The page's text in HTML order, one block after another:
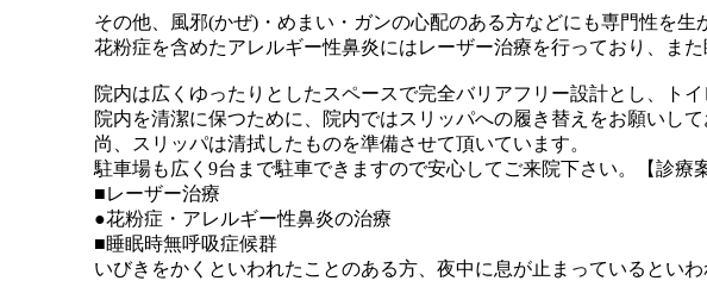
その他、風邪(かぜ)・めまい・ガンの心配のある方などにも専門性を生
花粉症を含めたアレルギー性鼻炎にはレーザー治療を行っており、ま
院内は広くゆったりとしたスペースで完全バリアフリー設計とし、ト
院内を清潔に保つために、院内ではスリッパへの履き替えをお願いして
尚、スリッパは清拭したものを準備させて頂いています。
駐車場も広く9台まで駐車できますので安心してご来院下さい。【診療
■レーザー治療
●花粉症・アレルギー性鼻炎の治療
■睡眠時無呼吸症候群
いびきをかくといわれたことのある方、夜中に息が止まっているとい